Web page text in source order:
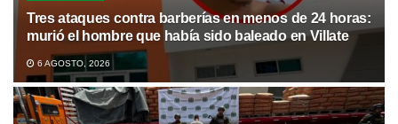
Tres ataques contra barberías en menos de 24 horas:
murió el hombre que había sido baleado en Villate
6 AGOSTO, 2026